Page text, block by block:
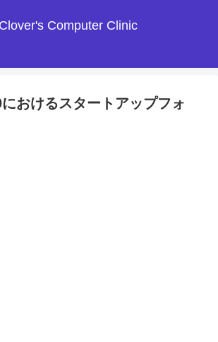
Computer Clinic
おけるスタートアップフォ